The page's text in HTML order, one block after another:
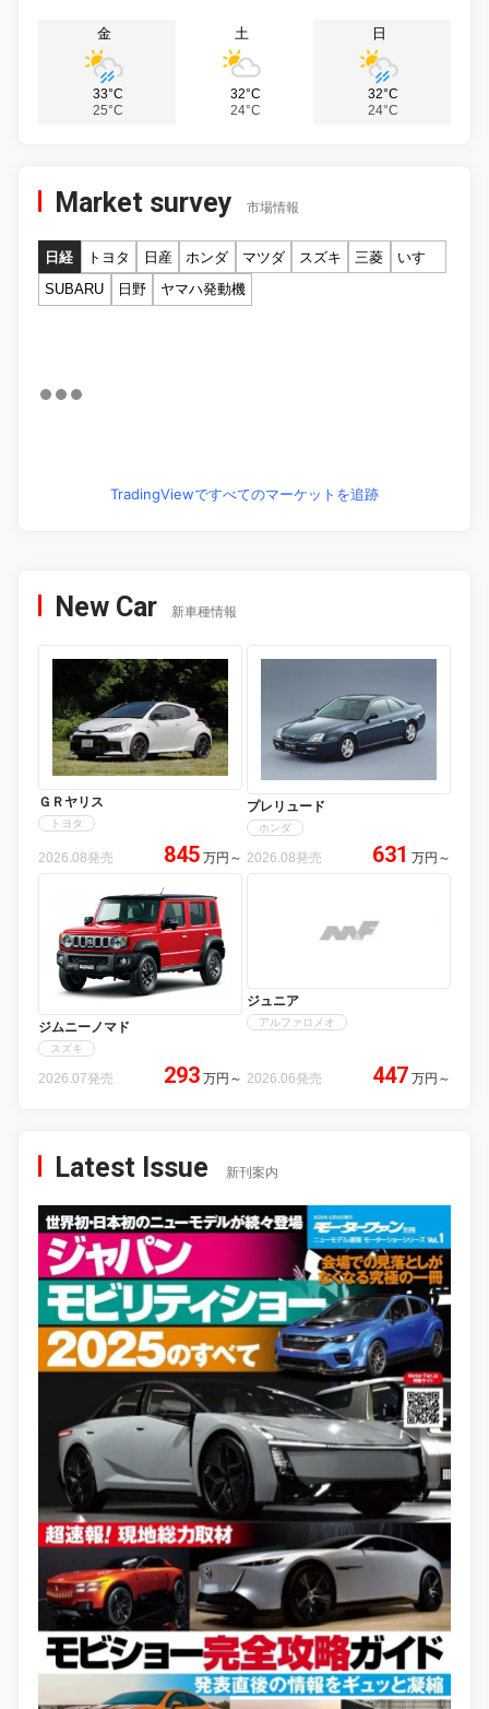
金
33°C
25°C
土
32°C
24°C
日
32°C
24°C
Market survey 市場情報
日経 トヨタ 日産 ホンダ マツダ スズキ 三菱
いすゞ
SUBARU
日野 ヤマハ発動機
TradingViewですべてのマーケットを追跡
New Car 新車種情報
ＧＲヤリス
トヨタ
2026.08発売 845 万円 ～
プレリュード
ホンダ
2026.08発売 631 万円 ～
ジムニーノマド
スズキ
2026.07発売 293 万円 ～
ジュニア
アルファロメオ
2026.06発売 447 万円 ～
Latest Issue 新刊案内